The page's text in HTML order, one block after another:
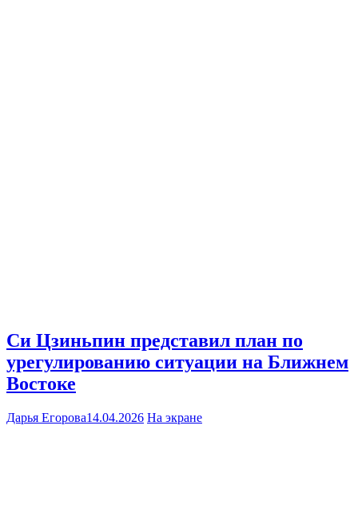
Си Цзиньпин представил план по
урегулированию ситуации на Ближнем
Востоке
Дарья Егорова14.04.2026 На экране